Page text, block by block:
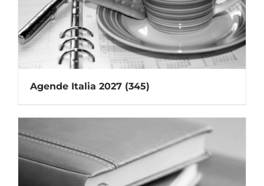
Agende Italia 2027 (345)